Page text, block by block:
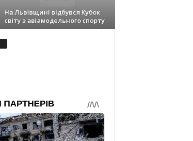
На Львівщині відбувся Кубок
світу з авіамодельного спорту